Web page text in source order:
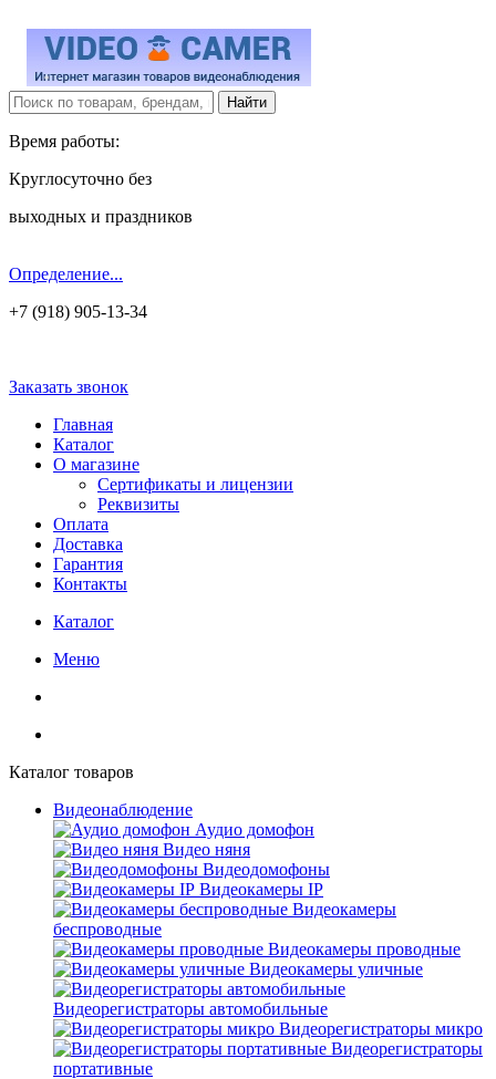
Время работы:
Круглосуточно без
выходных и праздников
Определение...
+7 (918) 905-13-34
Заказать звонок
Главная
Каталог
О магазине
Сертификаты и лицензии
Реквизиты
Оплата
Доставка
Гарантия
Контакты
Каталог
Меню
Каталог товаров
Видеонаблюдение
Аудио домофон
Видео няня
Видеодомофоны
Видеокамеры IP
Видеокамеры
беспроводные
Видеокамеры проводные
Видеокамеры уличные
Видеорегистраторы автомобильные
Видеорегистраторы микро
Видеорегистраторы
портативные